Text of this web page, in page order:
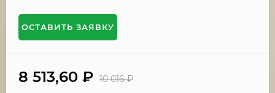
ОСТАВИТЬ ЗАЯВКУ
8 513,60 ₽ 10 016₽